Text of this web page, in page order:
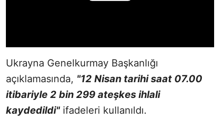
Ukrayna Genelkurmay Başkanlığı
açıklamasında, "12 Nisan tarihi saat 07.00
itibariyle 2 bin 299 ateşkes ihlali
kaydedildi"ifadeleri kullanıldı.